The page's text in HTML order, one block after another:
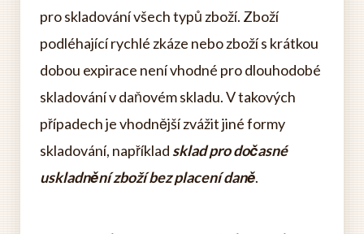
pro skladování všech typů zboží. Zboží
podléhající rychlé zkáze nebo zboží s krátkou
dobou expirace není vhodné pro dlouhodobé
skladování v daňovém skladu. V takových
případech je vhodnější zvážit jiné formy
skladování, například sklad pro dočasné
uskladnění zboží bez placení daně.